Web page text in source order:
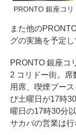
PRONTO 銀座コリ
また他の
グの実施を予定し
PRONTO 銀座コ
2 コリドー街。
用席、喫煙ブー
び土曜日が17時
曜日の17時30分
サカバの営業は行